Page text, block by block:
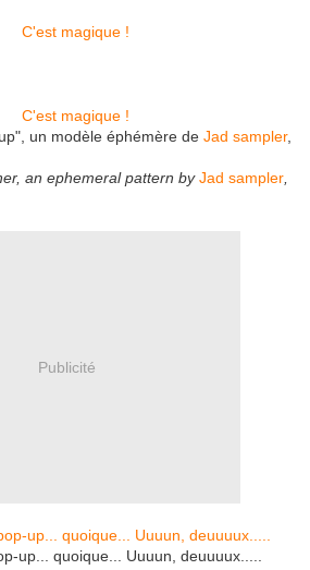
un modèle éphémère de Jad sampler,
an ephemeral pattern byJad sampler
Publicité
up... quoique... Uuuun, deuuuux.....